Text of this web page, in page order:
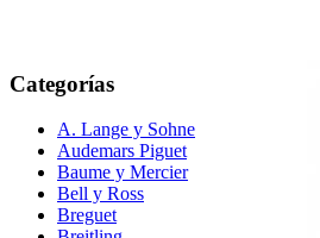
Categorías
A. Lange y Sohne
Audemars Piguet
Baume y Mercier
Bell y Ross
Breguet